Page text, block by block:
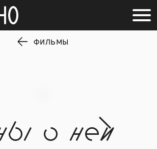
ФИЛЬМЫ
о ней